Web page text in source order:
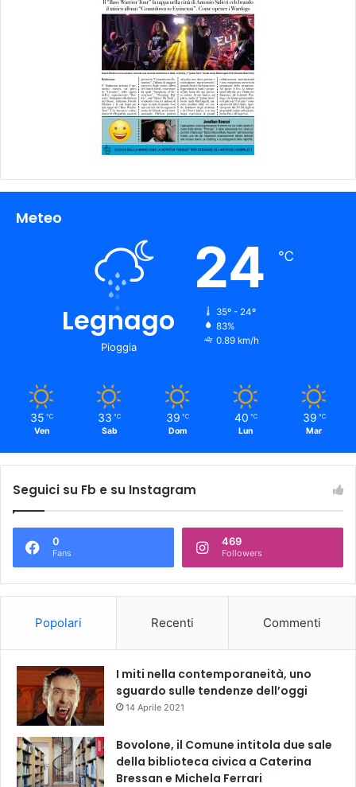
Meteo
Legnago
Pioggia
24 ℃
35º - 24º
83%
0.89 km/h
35 ℃
Ven
33 ℃
Sab
39 ℃
Dom
40 ℃
Lun
39 ℃
Mar
Seguici su Fb e su Instagram
0
Fans
469
Followers
Popolari Recenti Commenti
I miti nella contemporaneità, uno
sguardo sulle tendenze dell’oggi
14 Aprile 2021
Bovolone, il Comune intitola due sale
della biblioteca civica a Caterina
Bressan e Michela Ferrari